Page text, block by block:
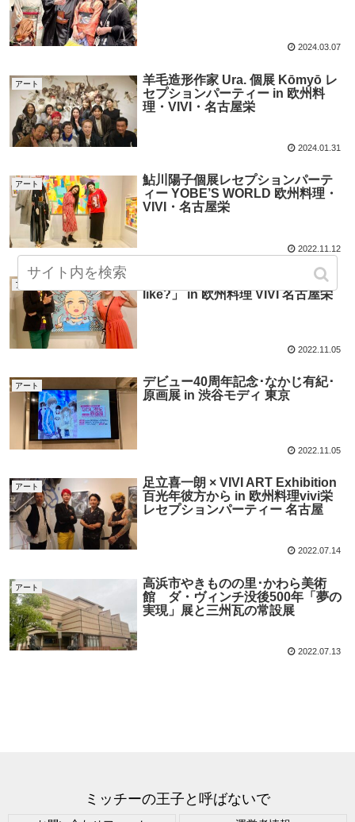
2024.03.07
アート
羊毛造形作家 Ura. 個展 Kōmyō レ
セプションパーティー in 欧州料
理・VIVI・名古屋栄
2024.01.31
アート
鮎川陽子個展レセプションパーテ
ィー YOBE’S WORLD 欧州料理・
VIVI・名古屋栄
2022.11.12
アート
武井千佳 個展 「What would you
like?」 in 欧州料理 VIVI 名古屋栄
2022.11.05
アート
デビュー40周年記念･なかじ有紀･
原画展 in 渋谷モディ 東京
2022.11.05
アート
足立喜一朗 × VIVI ART Exhibition
百光年彼方から in 欧州料理vivi栄
レセプションパーティー 名古屋
2022.07.14
アート
高浜市やきものの里･かわら美術
館 ダ・ヴィンチ没後500年「夢の
実現」展と三州瓦の常設展
2022.07.13
ミッチーの王子と呼ばないで